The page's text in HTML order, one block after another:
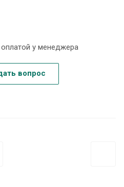
у менеджера
вопрос